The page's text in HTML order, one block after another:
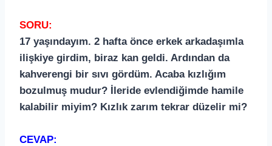
SORU:
17 yaşındayım. 2 hafta önce erkek arkadaşımla
ilişkiye girdim, biraz kan geldi. Ardından da
kahverengi bir sıvı gördüm. Acaba kızlığım
bozulmuş mudur? İleride evlendiğimde hamile
kalabilir miyim? Kızlık zarım tekrar düzelir mi?
CEVAP: